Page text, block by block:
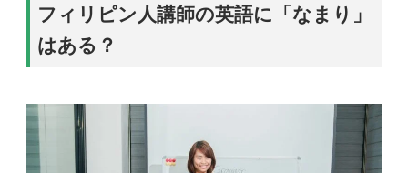
フィリピン人講師の英語に「なまり」
はある？